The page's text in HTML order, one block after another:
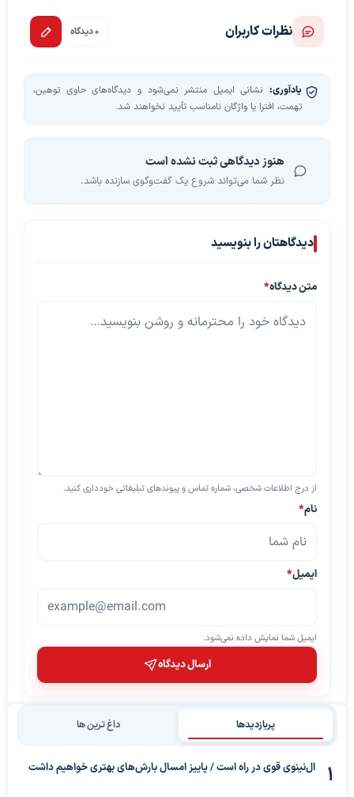
نظرات کاربران 0 دیدگاه
یادآوری: نشانی ایمیل منتشر نمی‌شود و دیدگاه‌های حاوی توهین،
تهمت، افترا یا واژگان نامناسب تأیید نخواهند شد.
هنوز دیدگاهی ثبت نشده است
نظر شما می‌تواند شروع یک گفت‌وگوی سازنده باشد.
دیدگاهتان را بنویسید
متن دیدگاه*
از درج اطلاعات شخصی، شماره تماس و پیوندهای تبلیغاتی خودداری کنید.
نام*
ایمیل*
ایمیل شما نمایش داده نمی‌شود.
ارسال دیدگاه
پربازدیدها داغ ترین ها
ال‌نینوی قوی در راه است / پاییز امسال بارش‌های بهتری خواهیم داشت